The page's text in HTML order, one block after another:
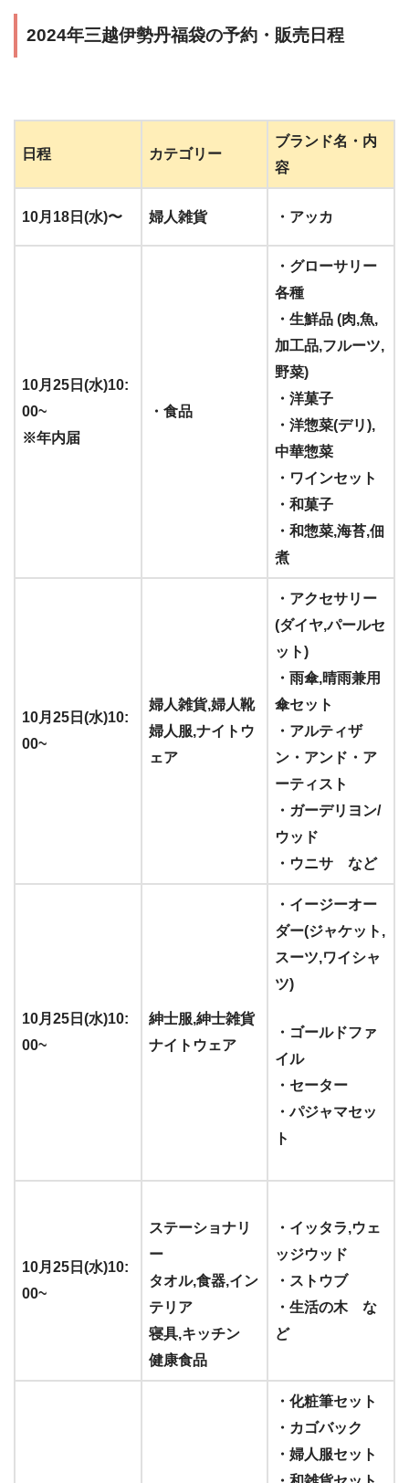
2024年三越伊勢丹福袋の予約・販売日程
日程 カテゴリー
ブランド名・内
容
10月18日(水)〜 婦人雑貨 ・アッカ
10月25日(水)10:
00~
※年内届
・食品
・グローサリー
各種
・生鮮品 (肉,魚,
加工品,フルーツ,
野菜)
・洋菓子
・洋惣菜(デリ),
中華惣菜
・ワインセット
・和菓子
・和惣菜,海苔,佃
煮
10月25日(水)10:
00~
婦人雑貨,婦人靴
婦人服,ナイトウ
ェア
・アクセサリー
(ダイヤ,パールセ
ット)
・雨傘,晴雨兼用
傘セット
・アルティザ
ン・アンド・ア
ーティスト
・ガーデリヨン/
ウッド
・ウニサ など
10月25日(水)10:
00~
紳士服,紳士雑貨
ナイトウェア
・イージーオー
ダー(ジャケット,
スーツ,ワイシャ
ツ)
・ゴールドファ
イル
・セーター
・パジャマセッ
ト
10月25日(水)10:
00~
ステーショナリ
ー
タオル,食器,イン
テリア
寝具,キッチン
健康食品
・イッタラ,ウェ
ッジウッド
・ストウブ
・生活の木 な
ど
・化粧筆セット
・カゴバック
・婦人服セット